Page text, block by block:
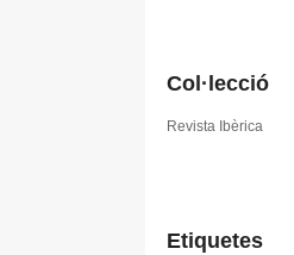
Col·lecció
Revista Ibèrica
Etiquetes